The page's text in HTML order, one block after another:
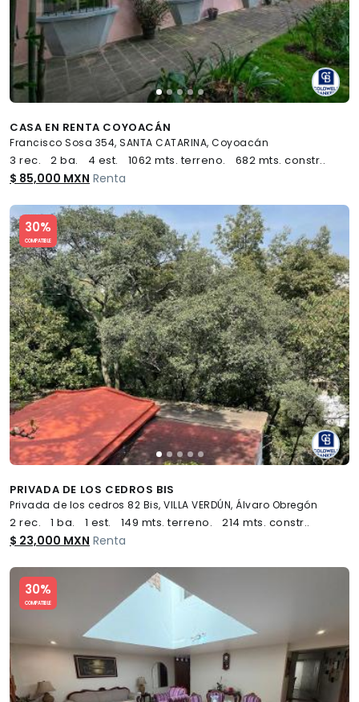
CASA EN RENTA COYOACÁN
Francisco Sosa 354, SANTA CATARINA, Coyoacán
3 rec. 2 ba. 4 est. 1062 mts. terreno. 682 mts. constr..
$ 85,000 MXN Renta
30%
COMPATIBLE
Slide 1 of 5
PRIVADA DE LOS CEDROS BIS
Privada de los cedros 82 Bis, VILLA VERDÚN, Álvaro Obregón
2 rec. 1 ba. 1 est. 149 mts. terreno. 214 mts. constr..
$ 23,000 MXN Renta
30%
COMPATIBLE
Slide 1 of 5